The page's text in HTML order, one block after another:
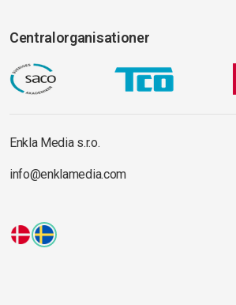
Centralorganisationer
Enkla Media s.r.o.
info@enklamedia.com